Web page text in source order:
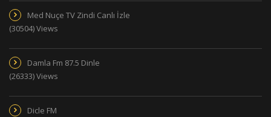
Med Nuçe TV Zindi Canlı İzle
(30504) Views
Damla Fm 87.5 Dinle
(26333) Views
Dicle FM